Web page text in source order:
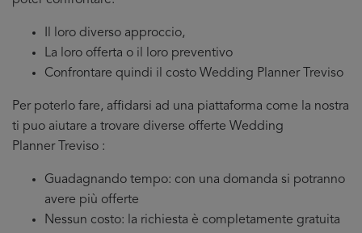
Il loro diverso approccio,
La loro offerta o il loro preventivo
Confrontare quindi il costo Wedding Planner Treviso
Per poterlo fare, affidarsi ad una piattaforma come la nostra
ti puo aiutare a trovare diverse offerte Wedding
Planner Treviso :
Guadagnando tempo: con una domanda si potranno
avere più offerte
Nessun costo: la richiesta è completamente gratuita